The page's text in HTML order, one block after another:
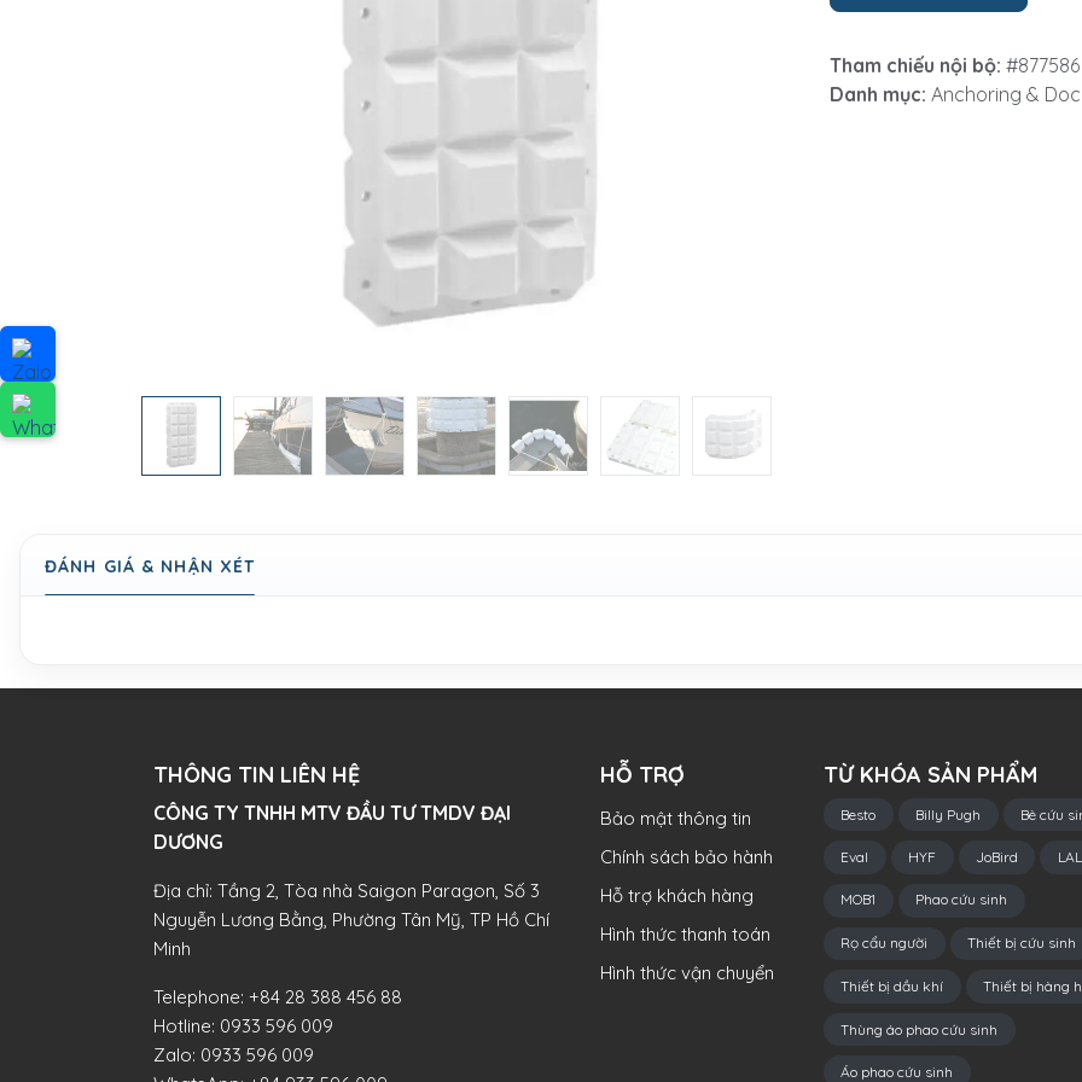
Tham chiếu nội bộ: #877586
Danh mục: Anchoring &
ĐÁNH GIÁ & NHẬN XÉT
THÔNG TIN LIÊN HỆ
CÔNG TY TNHH MTV ĐẦU TƯ TMDV ĐẠI
DƯƠNG​
Địa chỉ: Tầng 2, Tòa nhà Saigon Paragon, Số 3
Nguyễn Lương Bằng, Phường Tân Mỹ, TP Hồ Chí
Minh
Telephone: +84 28 388 456 88
Hotline: 0933 596 009
Zalo: 0933 596 009
HỖ TRỢ
Bảo mật thông tin
Chính sách bảo hành
Hỗ trợ khách hàng
Hình thức thanh toán
Hình thức vận chuyển
TỪ KHÓA SẢN PHẨM
Besto Billy Pugh Bè cứu
Eval HYF JoBird
MOB1 Phao cứu sinh
Rọ cẩu người Thiết bị cứu sinh
Thiết bị dầu khí Thiết bị hàng
Thùng áo phao cứu sinh
Áo phao cứu sinh